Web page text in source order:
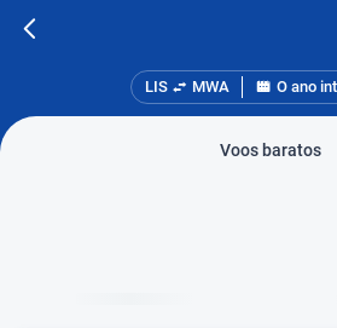
LIS MWA O ano
Voos baratos